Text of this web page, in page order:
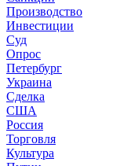
Производство
Инвестиции
Суд
Опрос
Петербург
Украина
Сделка
США
Россия
Торговля
Культура